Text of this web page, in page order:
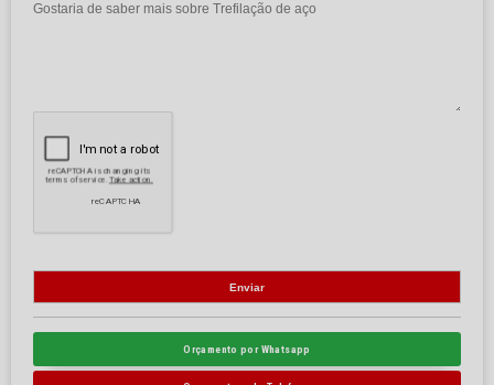
Orçamento por Whatsapp